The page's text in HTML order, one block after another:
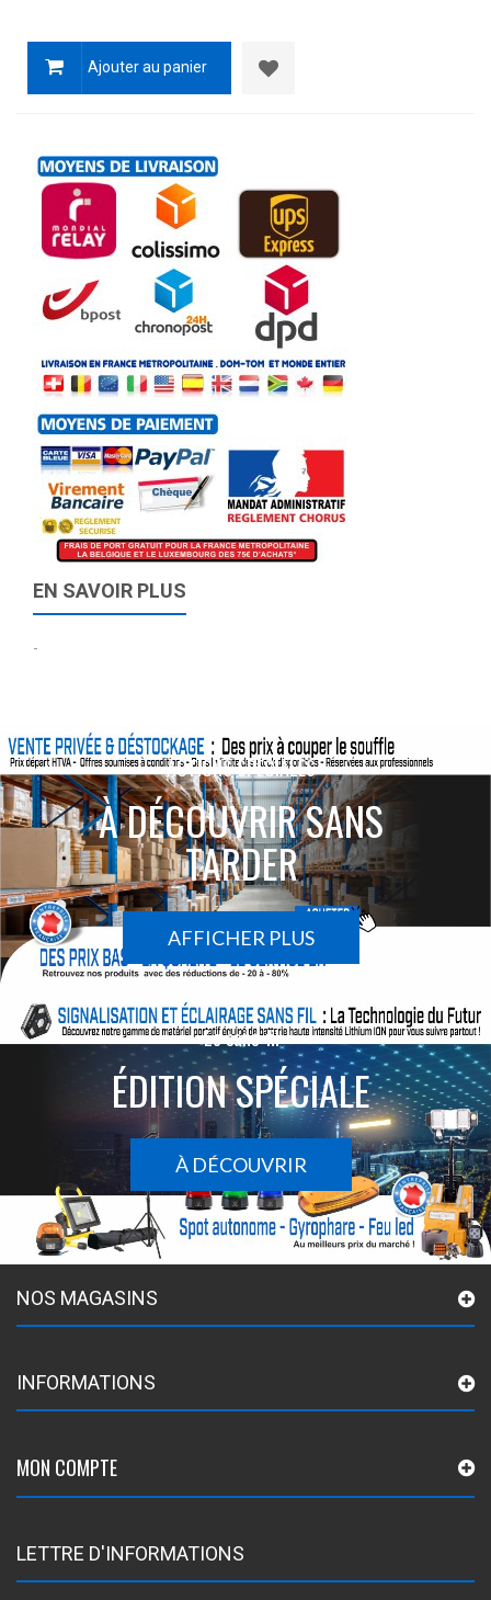
Ajouter au panier
EN SAVOIR PLUS
-
ACTIONS SPÉCIALES
À DÉCOUVRIR SANS
TARDER
AFFICHER PLUS
Le sans-fil
ÉDITION SPÉCIALE
À DÉCOUVRIR
NOS MAGASINS
INFORMATIONS
MON COMPTE
LETTRE D'INFORMATIONS